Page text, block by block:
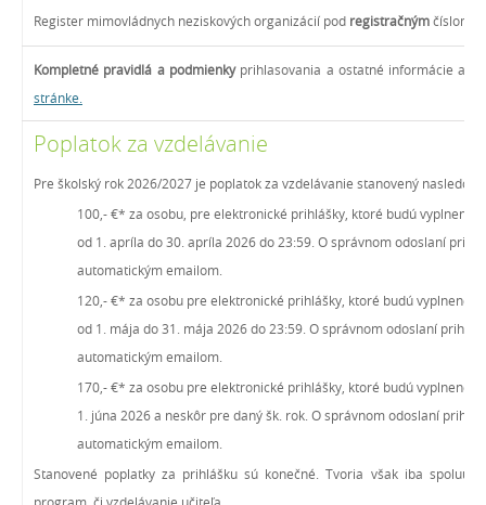
Register mimovládnych neziskových organizácií pod registračnýmčíslom
Kompletné pravidlá a podmienkyprihlasovania a ostatné informácie a
stránke.
Poplatok za vzdelávanie
Pre školský rok 2026/2027 je poplatok za vzdelávanie stanovený
100,- €* za osobu, pre elektronické prihlášky, ktoré budú vyplnené,
od 1. apríla do 30. apríla 2026 do 23:59. O správnom odoslaní
automatickým emailom.
120,- €* za osobu pre elektronické prihlášky, ktoré budú vyplnené,
od 1. mája do 31. mája 2026 do 23:59. O správnom odoslaní
automatickým emailom.
170,- €* za osobu pre elektronické prihlášky, ktoré budú vyplnené,
1. júna 2026 a neskôr pre daný šk. rok. O správnom odoslaní
automatickým emailom.
Stanovené poplatky za prihlášku sú konečné. Tvoria však iba